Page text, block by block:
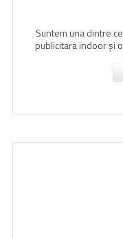
Suntem una dintre
publicitara indoor şi